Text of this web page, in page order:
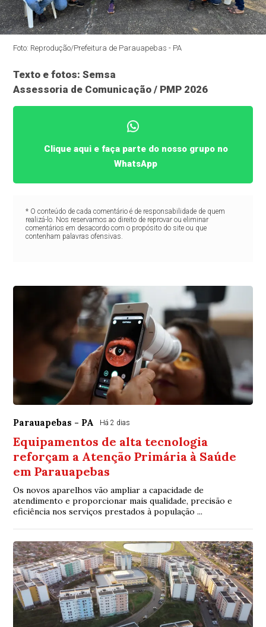
Foto: Reprodução/Prefeitura de Parauapebas - PA
Texto e fotos: Semsa
Assessoria de Comunicação / PMP 2026
Clique aqui e faça parte do nosso grupo no
WhatsApp
* O conteúdo de cada comentário é de responsabilidade de quem
realizá-lo. Nos reservamos ao direito de reprovar ou eliminar
comentários em desacordo com o propósito do site ou que
contenham palavras ofensivas.
Parauapebas - PA Há 2 dias
Equipamentos de alta tecnologia
reforçam a Atenção Primária à Saúde
em Parauapebas
Os novos aparelhos vão ampliar a capacidade de
atendimento e proporcionar mais qualidade, precisão e
eficiência nos serviços prestados à população ...